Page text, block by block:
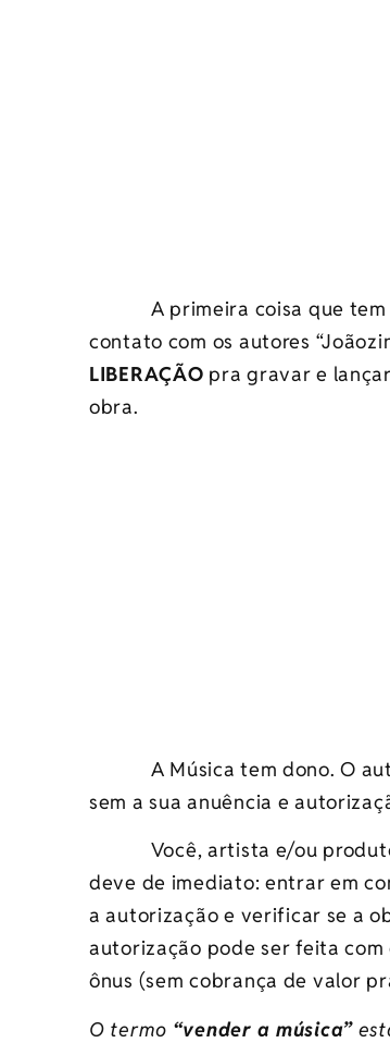
A primeira coisa que tem
contato com os autores
LIBERAÇÃO pra gravar e
obra.
A Música tem dono. O
sem a sua anuência e
Você, artista e/ou produtor
deve de imediato: entrar em
a autorização e verificar se a
autorização pode ser feita com
ônus (sem cobrança de valor
O termo “vender a música”